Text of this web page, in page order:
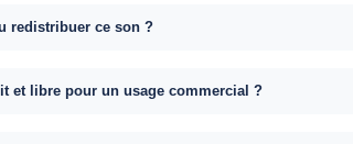
redistribuer ce son ?
et libre pour un usage commercial ?